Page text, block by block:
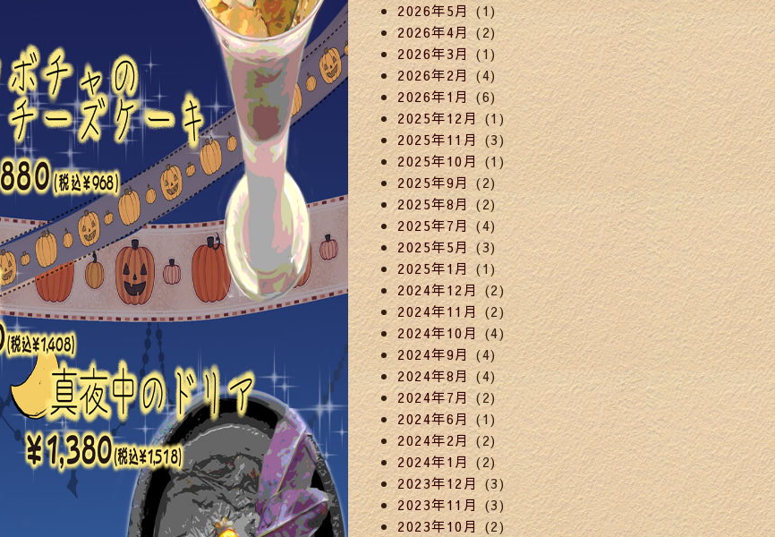
2026年5月(1)
2026年4月(2)
2026年3月 (1)
2026年2月(4)
2026年1月(6)
2025年12月 (1)
2025年11月 (3)
2025年10月(1)
2025年9月 (2)
2025年8月(2)
2025年7月(4)
2025年5月(3)
2025年1月 (1)
2024年12月 (2)
2024年11月 (2)
2024年10月 (4)
2024年9月 (4)
2024年8月(4)
2024年7月(2)
2024年6月 (1)
2024年2月 (2)
2024年1月 (2)
2023年12月(3)
2023年11月 (3)
2023年10月 (2)